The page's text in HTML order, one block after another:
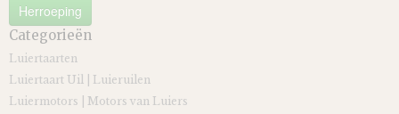
Herroeping
Categorieën
Luiertaarten
Luiertaart Uil | Luieruilen
Luiermotors | Motors van Luiers